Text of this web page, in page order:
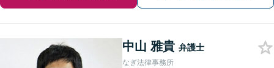
中山 雅貴 弁護士
なぎ法律事務所